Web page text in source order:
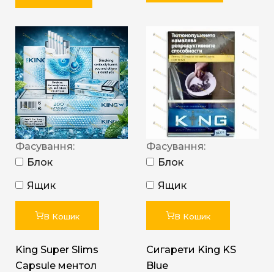
Фасування:
Блок
Ящик
В Кошик
King Super Slims
Capsule ментол
Фасування:
Блок
Ящик
В Кошик
Сигарети King KS
Blue